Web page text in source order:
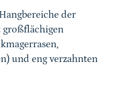
der
und eng verzahnten